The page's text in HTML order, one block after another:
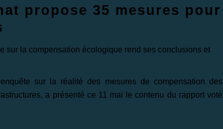
propose 35 mesures pour
sur la compensation écologique rend ses conclusions et
sur la réalité des mesures de compensation des
a présenté ce 11 mai le contenu du rapport voté